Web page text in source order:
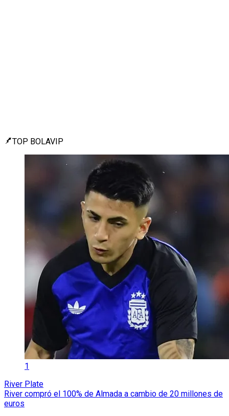
TOP BOLAVIP
1
River Plate
River compró el 100% de Almada a cambio de 20 millones de
euros